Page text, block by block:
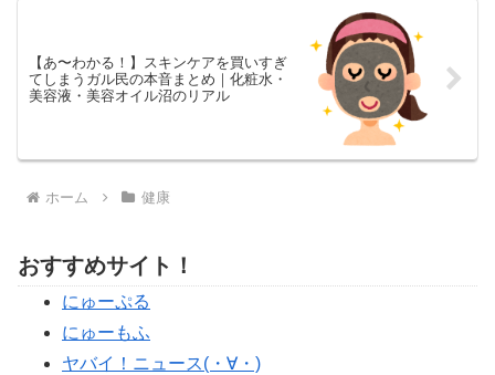
【あ〜わかる！】スキンケアを買いすぎ
てしまうガル民の本音まとめ｜化粧水・
美容液・美容オイル沼のリアル
ホーム 健康
おすすめサイト！
にゅーぷる
にゅーもふ
ヤバイ！ニュース(・∀・)